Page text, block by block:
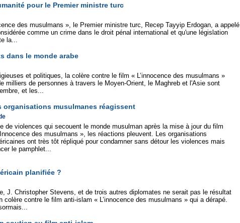
pour le Premier ministre turc
des musulmans », le Premier ministre turc, Recep Tayyip Erdogan, a appelé
comme un crime dans le droit pénal international et qu'une législation
la...
dans le monde arabe
et politiques, la colère contre le film « L’innocence des musulmans »
milliers de personnes à travers le Moyen-Orient, le Maghreb et l'Asie sont
et les...
organisations musulmanes réagissent
de violences qui secouent le monde musulman après la mise à jour du film
des musulmans », les réactions pleuvent. Les organisations
ont très tôt répliqué pour condamner sans détour les violences mais
le pamphlet...
planifiée ?
J. Christopher Stevens, et de trois autres diplomates ne serait pas le résultat
colère contre le film anti-islam « L’innocence des musulmans » qui a dérapé.